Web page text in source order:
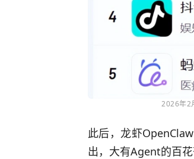
2026年2
此后，龙虾
出，大有Agent的百花